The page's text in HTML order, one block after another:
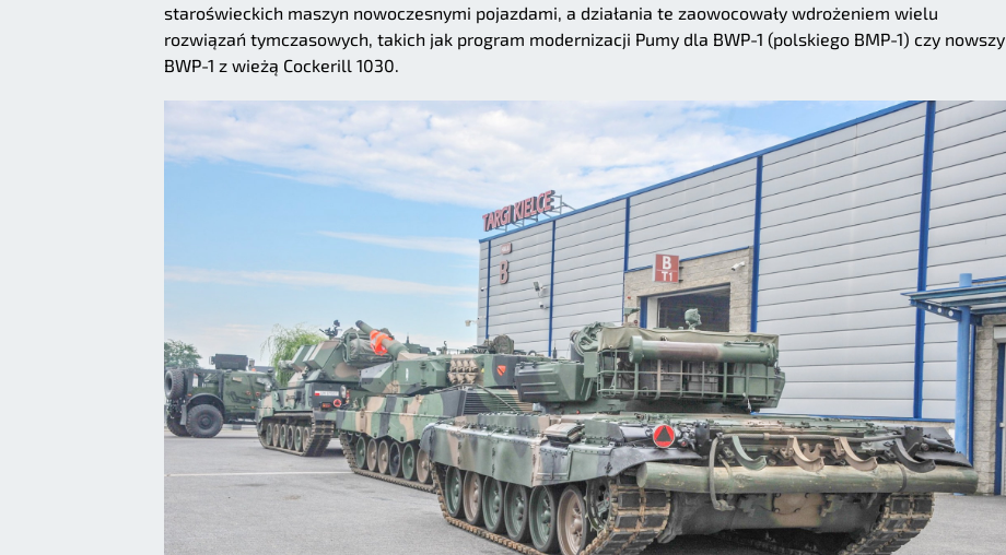
staroświeckich maszyn nowoczesnymi pojazdami, a działania te zaowocowały wdrożeniem wielu
rozwiązań tymczasowych, takich jak program modernizacji Pumy dla BWP-1 (polskiego BMP-1) czy nowszy
BWP-1 z wieżą Cockerill 1030.